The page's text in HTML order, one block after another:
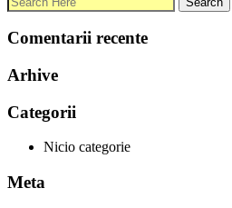
Comentarii recente
Arhive
Categorii
Nicio categorie
Meta